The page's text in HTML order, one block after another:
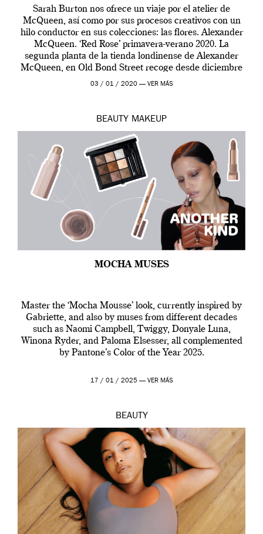
Sarah Burton nos ofrece un viaje por el atelier de
McQueen, así como por sus procesos creativos con un
hilo conductor en sus colecciones: las flores. Alexander
McQueen. ‘Red Rose’ primavera-verano 2020. La
segunda planta de la tienda londinense de Alexander
McQueen, en Old Bond Street recoge desde diciembre
de 2019 hasta final de abril […]
03 / 01 / 2020 — VER MÁS
BEAUTY MAKEUP
MOCHA MUSES
Master the ‘Mocha Mousse’ look, currently inspired by
Gabriette, and also by muses from different decades
such as Naomi Campbell, Twiggy, Donyale Luna,
Winona Ryder, and Paloma Elsesser, all complemented
by Pantone’s Color of the Year 2025.
17 / 01 / 2025 — VER MÁS
BEAUTY